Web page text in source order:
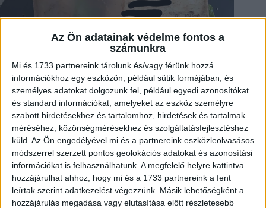
Az Ön adatainak védelme fontos a
számunkra
Mi és 1733 partnereink tárolunk és/vagy férünk hozzá
információkhoz egy eszközön, például sütik formájában, és
személyes adatokat dolgozunk fel, például egyedi azonosítókat
és standard információkat, amelyeket az eszköz személyre
szabott hirdetésekhez és tartalomhoz, hirdetések és tartalmak
méréséhez, közönségmérésekhez és szolgáltatásfejlesztéshez
küld. Az Ön engedélyével mi és a partnereink eszközleolvasásos
módszerrel szerzett pontos geolokációs adatokat és azonosítási
információkat is felhasználhatunk. A megfelelő helyre kattintva
hozzájárulhat ahhoz, hogy mi és a 1733 partnereink a fent
leírtak szerint adatkezelést végezzünk. Másik lehetőségként a
hozzájárulás megadása vagy elutasítása előtt részletesebb
„A lakás takarítása közben találtam egy ’82-es Coca Cola
csavarhúzókészletet.”